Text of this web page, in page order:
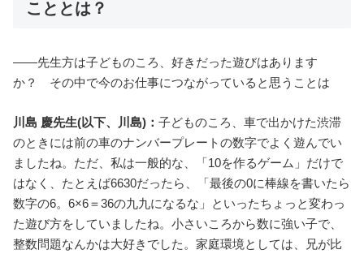
こととは？
――先生方は子どものころ、好きだった遊びはあります
か？ その中で今のお仕事につながっていると思うことは
川島 慶先生(以下、川島)： 子どものころ、車で出かけた渋滞
のときには前の車のナンバープレートの数字でよく遊んでい
ましたね。ただ、私は一般的な、「10を作るゲーム」だけで
はなく、たとえば6630だったら、「最後の0に棒線を書いたら
数字の6。6×6＝36の九九になるな」といったちょっと変わっ
た遊び方をしていましたね。小さいころから数に強い子で、
整数問題なんかは大好きでした。家庭環境としては、兄が比